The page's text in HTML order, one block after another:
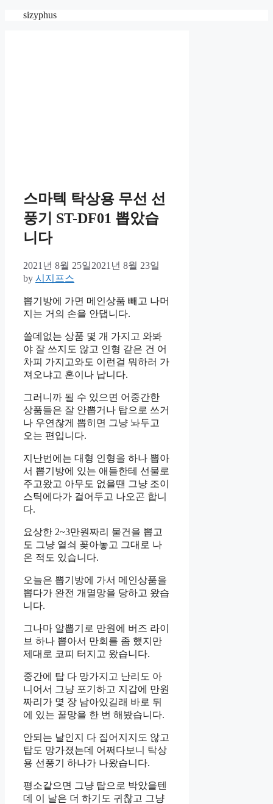
sizyphus
스마텍 탁상용 무선 선
풍기 ST-DF01 뽑았습
니다
2021년 8월 25일2021년 8월 23일
by 시지프스
뽑기방에 가면 메인상품 빼고 나머
지는 거의 손을 안댑니다.
쓸데없는 상품 몇 개 가지고 와봐
야 잘 쓰지도 않고 인형 같은 건 어
차피 가지고와도 이런걸 뭐하러 가
져오냐고 혼이나 납니다.
그러니까 될 수 있으면 어중간한
상품들은 잘 안뽑거나 탑으로 쓰거
나 우연찮게 뽑히면 그냥 놔두고
오는 편입니다.
지난번에는 대형 인형을 하나 뽑아
서 뽑기방에 있는 애들한테 선물로
주고왔고 아무도 없을땐 그냥 조이
스틱에다가 걸어두고 나오곤 합니
다.
요상한 2~3만원짜리 물건을 뽑고
도 그냥 열쇠 꽂아놓고 그대로 나
온 적도 있습니다.
오늘은 뽑기방에 가서 메인상품을
뽑다가 완전 개멸망을 당하고 왔습
니다.
그나마 알뽑기로 만원에 버즈 라이
브 하나 뽑아서 만회를 좀 했지만
제대로 코피 터지고 왔습니다.
중간에 탑 다 망가지고 난리도 아
니어서 그냥 포기하고 지갑에 만원
짜리가 몇 장 남아있길래 바로 뒤
에 있는 꿀망을 한 번 해봤습니다.
안되는 날인지 다 집어지지도 않고
탑도 망가졌는데 어쩌다보니 탁상
용 선풍기 하나가 나왔습니다.
평소같으면 그냥 탑으로 박았을텐
데 이 날은 더 하기도 귀찮고 그냥